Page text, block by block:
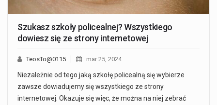
Szukasz szkoły policealnej? Wszystkiego
dowiesz się ze strony internetowej
TeosTo@0115 mar 25, 2024
Niezależnie od tego jaką szkołę policealną się wybierze
zawsze dowiadujemy się wszystkiego ze strony
internetowej. Okazuje się więc, że można na niej zebrać